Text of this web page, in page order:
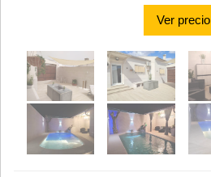
Ver precio